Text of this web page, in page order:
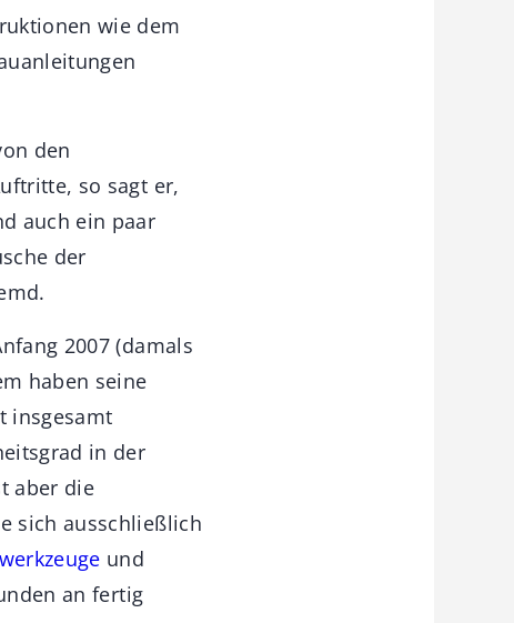
wie dem
den
so sagt er,
auch ein paar
der
2007 (damals
haben seine
insgesamt
in der
aber die
sich ausschließlich
und
an fertig